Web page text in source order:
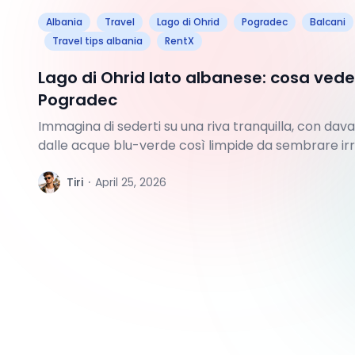
Albania Travel Lago di Ohrid Pogradec Balcani
Travel tips albania
RentX
Lago di Ohrid lato albanese: cosa
Pogradec
Immagina di sederti su una riva tranquilla, con
dalle acque blu-verde così limpide da sembrare
canto degli uccelli. Questa non è una fantasia: è
T Tiri · April 25, 2026